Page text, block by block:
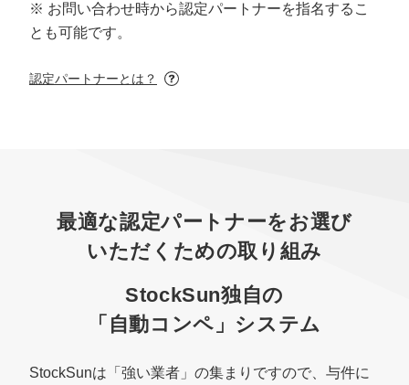
正社員
募集要項一覧
※ お問い合わせ時から認定パートナーを指名するこ
とも可能です。
認定パートナーとは？
最適な認定パートナーをお選び
いただくための取り組み
StockSun独自の
「自動コンペ」システム
StockSunは「強い業者」の集まりですので、与件に